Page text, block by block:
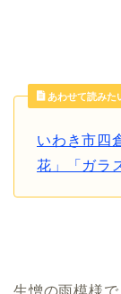
あわせて読みた
いわき市四
花」「ガラ